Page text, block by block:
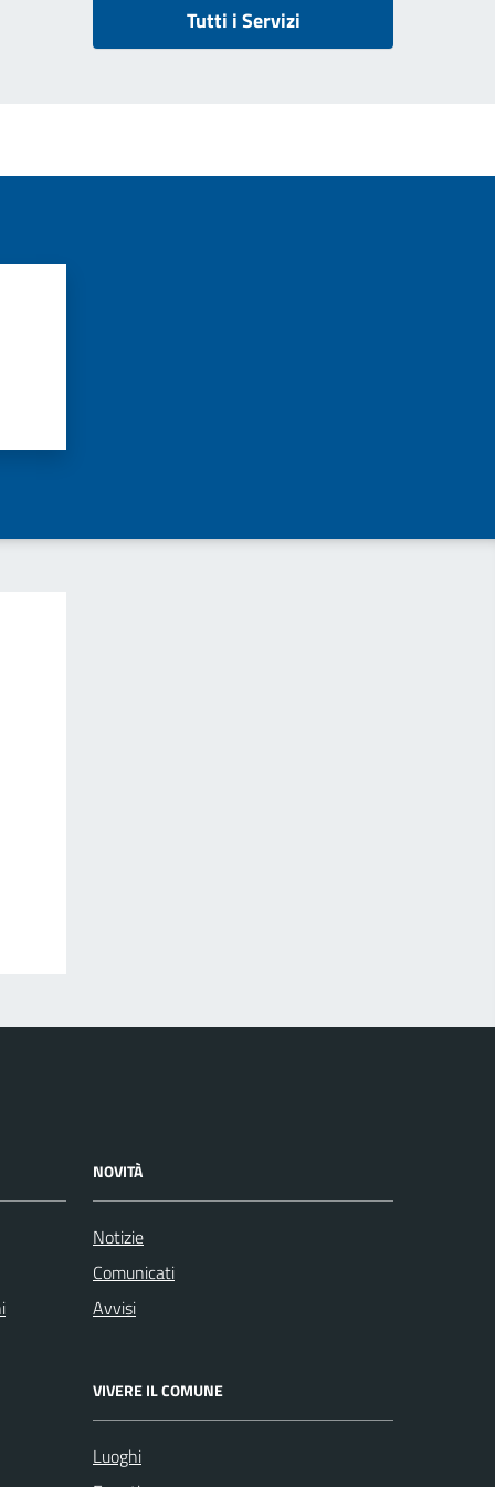
Tutti i Servizi
NOVITÀ
Notizie
Comunicati
Avvisi
VIVERE IL COMUNE
Luoghi